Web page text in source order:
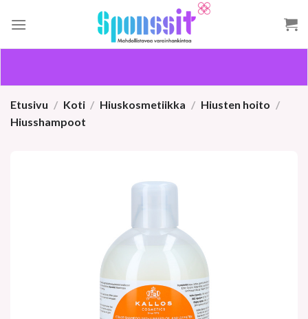
Etusivu / Koti / Hiuskosmetiikka / Hiusten hoito /
Hiusshampoot